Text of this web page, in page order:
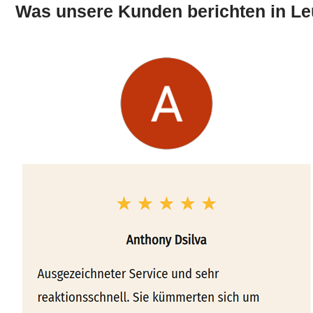
Was unsere Kunden berichten in